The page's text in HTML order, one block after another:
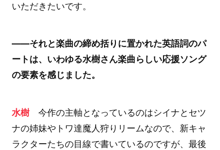
いただきたいです。
――それと楽曲の締め括りに置かれた英語詞のパ
ートは、いわゆる水樹さん楽曲らしい応援ソング
の要素を感じました。
水樹今作の主軸となっているのはシイナとセツ
ナの姉妹やトワ達魔人狩りリームなので、新キャ
ラクターたちの目線で書いているのですが、最後